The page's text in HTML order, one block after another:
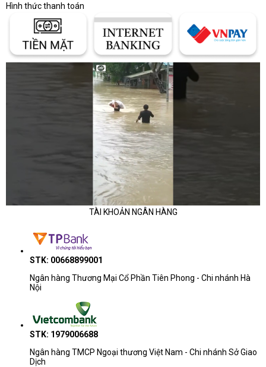
Hình thức thanh toán
TÀI KHOẢN NGÂN HÀNG
STK: 00668899001
Ngân hàng Thương Mại Cổ Phần Tiên Phong - Chi nhánh Hà
Nội
STK: 1979006688
Ngân hàng TMCP Ngoại thương Việt Nam - Chi nhánh Sở Giao
Dịch